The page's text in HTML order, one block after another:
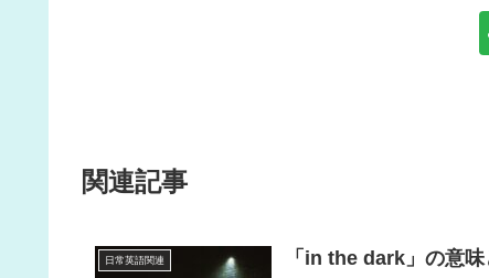
関連記事
日常英語関連 「in the dark」の意